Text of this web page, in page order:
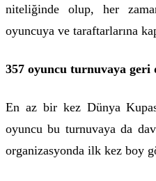
niteliğinde olup, her
oyuncuya ve taraftarlarına
357 oyuncu turnuvaya geri
En az bir kez Dünya
oyuncu bu turnuvaya da
organizasyonda ilk kez boy